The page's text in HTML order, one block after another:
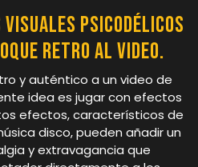
visuales psicodélicos
retro al video.
y auténtico a un video de
idea es jugar con efectos
efectos, característicos de
disco, pueden añadir un
y extravagancia que